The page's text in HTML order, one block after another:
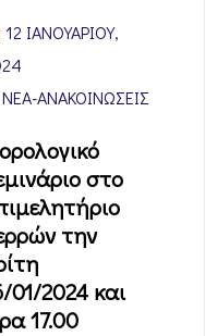
12 ΙΑΝΟΥΑΡΊΟΥ,
ΝΈΑ-ΑΝΑΚΟΙΝΏΣΕΙΣ
στο
την
01/2024 και
17.00